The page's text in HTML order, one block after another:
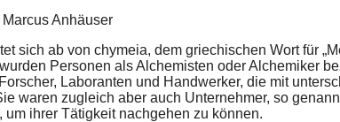
Anhäuser
sich ab von chymeia, dem griechischen Wort für
Personen als Alchemisten oder Alchemiker
Laboranten und Handwerker, die mit
waren zugleich aber auch Unternehmer, so
ihrer Tätigkeit nachgehen zu können.